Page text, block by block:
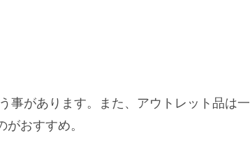
事があります。また、アウトレット品は一
おすすめ。